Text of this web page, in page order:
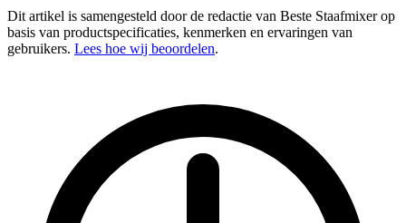
Dit artikel is samengesteld door de redactie van Beste Staafmixer op
basis van productspecificaties, kenmerken en ervaringen van
gebruikers. Lees hoe wij beoordelen.